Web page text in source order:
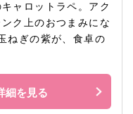
ャロットラペ。アク
ク上のおつまみにな
ねぎの紫が、食卓の
細を見る